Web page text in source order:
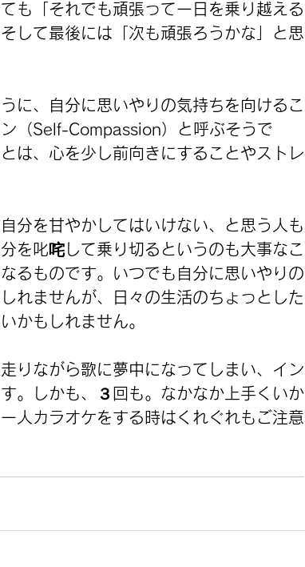
も「それでも頑張って一日を乗り越える
して最後には「次も頑張ろうかな」と思
に、自分に思いやりの気持ちを向けるこ
（Self-Compassion）と呼ぶそうで
は、心を少し前向きにすることやストレ
分を甘やかしてはいけない、と思う人も
を叱咤して乗り切るというのも大事なこ
るものです。いつでも自分に思いやりの
れませんが、日々の生活のちょっとした
かもしれません。
りながら歌に夢中になってしまい、イン
。しかも、３回も。なかなか上手くいか
人カラオケをする時はくれぐれもご注意